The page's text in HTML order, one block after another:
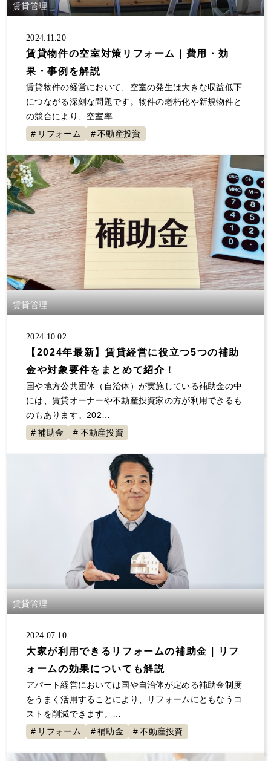
賃貸管理
2024.11.20
賃貸物件の空室対策リフォーム｜費用・効
果・事例を解説
賃貸物件の経営において、空室の発生は大きな収益低下
につながる深刻な問題です。物件の老朽化や新規物件と
の競合により、空室率…
リフォーム
不動産投資
賃貸管理
2024.10.02
【2024年最新】賃貸経営に役立つ5つの補助
金や対象要件をまとめて紹介！
国や地方公共団体（自治体）が実施している補助金の中
には、賃貸オーナーや不動産投資家の方が利用できるも
のもあります。202…
補助金
不動産投資
賃貸管理
2024.07.10
大家が利用できるリフォームの補助金｜リフ
ォームの効果についても解説
アパート経営においては国や自治体が定める補助金制度
をうまく活用することにより、リフォームにともなうコ
ストを削減できます。…
リフォーム
補助金 不動産投資